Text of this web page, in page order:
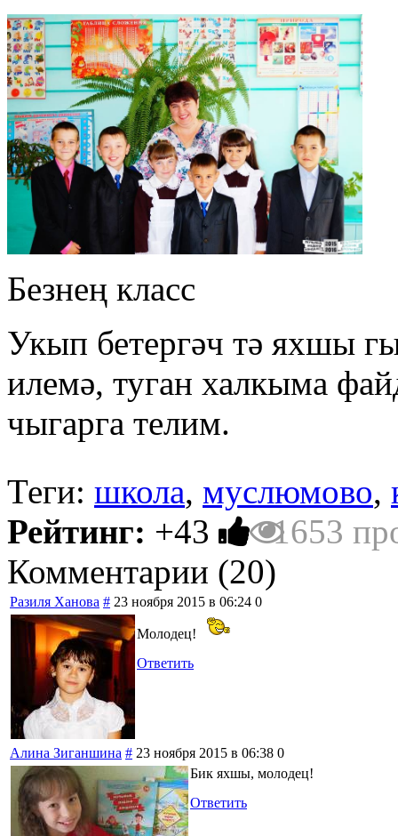
Безнең класс
Укып бетергәч тә яхшы
илемә, туган халкыма
чыгарга телим.
Теги: школа, муслюмово,
Рейтинг: +43
1653
Комментарии (20)
Разиля Ханова # 23 ноября 2015 в 06:24 0
Молодец!
Ответить
Алина Зиганшина # 23 ноября 2015 в 06:38 0
Бик яхшы, молодец!
Ответить